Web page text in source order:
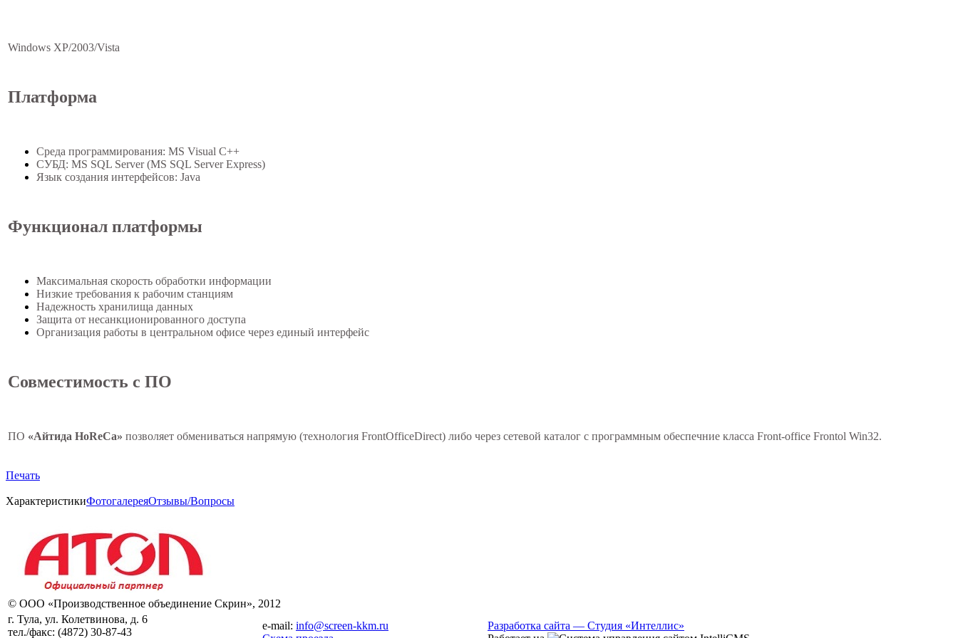
Windows XP/2003/Vista
Платформа
Среда программирования: MS Visual C++
СУБД: MS SQL Server (MS SQL Server Express)
Язык создания интерфейсов: Java
Функционал платформы
Максимальная скорость обработки информации
Низкие требования к рабочим станциям
Надежность хранилища данных
Защита от несанкционированного доступа
Организация работы в центральном офисе через единый интерфейс
Совместимость с ПО
ПО «Айтида HoReCa» позволяет обмениваться напрямую (технология FrontOfficeDirect) либо через сетевой каталог с программным обеспечние класса Front-office Frontol Win32.
Печать
ХарактеристикиФотогалереяОтзывы/Вопросы
© ООО «Производственное объединение Скрин», 2012
г. Тула, ул. Колетвинова, д. 6
тел./факс: (4872) 30-87-43
e-mail: info@screen-kkm.ru
Разработка сайта — Студия «Интеллис»